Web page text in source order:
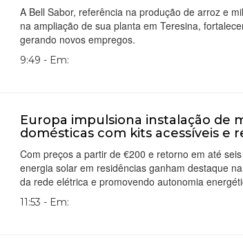
A Bell Sabor, referência na produção de arroz e
na ampliação de sua planta em Teresina,
gerando novos empregos.
9:49 - Em:
Europa impulsiona instalação de
domésticas com kits acessíveis e
Com preços a partir de €200 e retorno em até
energia solar em residências ganham destaque
da rede elétrica e promovendo autonomia
11:53 - Em: